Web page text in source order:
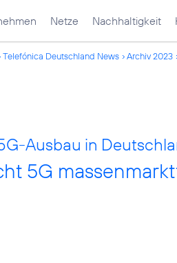
Netze Nachhaltigkeit
Telefónica Deutschland News Archiv 2023
Ausbau in
5G